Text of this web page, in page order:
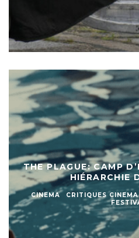
THE PLAGUE: CAMP
HIÉRARCHIE
CINEMA CRITIQUES CINEMA